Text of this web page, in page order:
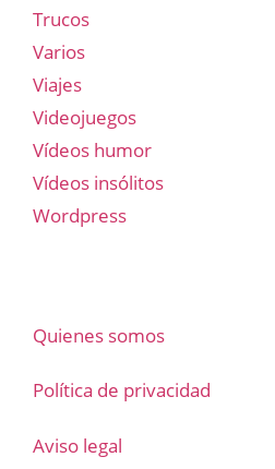
Trucos
Varios
Viajes
Videojuegos
Vídeos humor
Vídeos insólitos
Wordpress
Quienes somos
Política de privacidad
Aviso legal